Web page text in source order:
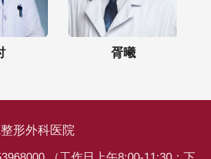
胥曦
形外科医院